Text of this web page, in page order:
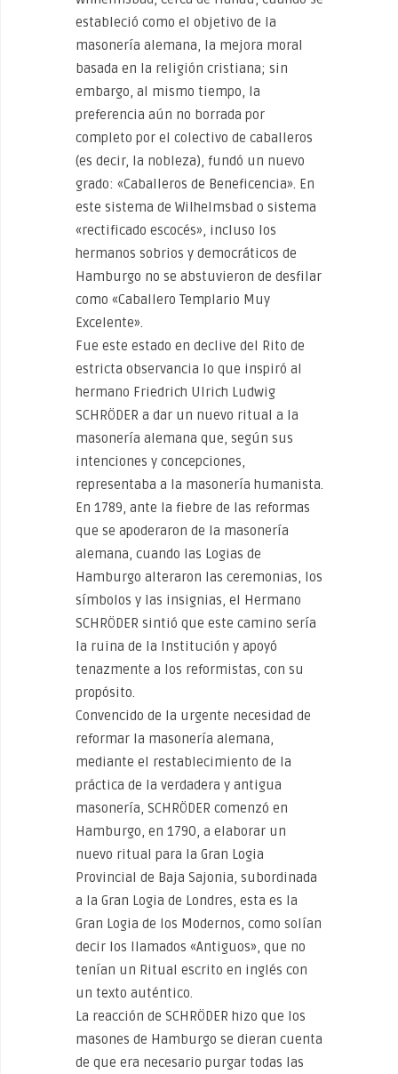
estableció como el objetivo de la
masonería alemana, la mejora moral
basada en la religión cristiana; sin
embargo, al mismo tiempo, la
preferencia aún no borrada por
completo por el colectivo de caballeros
(es decir, la nobleza), fundó un nuevo
grado: «Caballeros de Beneficencia». En
este sistema de Wilhelmsbad o sistema
«rectificado escocés», incluso los
hermanos sobrios y democráticos de
Hamburgo no se abstuvieron de desfilar
como «Caballero Templario Muy
Excelente».
Fue este estado en declive del Rito de
estricta observancia lo que inspiró al
hermano Friedrich Ulrich Ludwig
SCHRÖDER a dar un nuevo ritual a la
masonería alemana que, según sus
intenciones y concepciones,
representaba a la masonería humanista.
En 1789, ante la fiebre de las reformas
que se apoderaron de la masonería
alemana, cuando las Logias de
Hamburgo alteraron las ceremonias, los
símbolos y las insignias, el Hermano
SCHRÖDER sintió que este camino sería
la ruina de la Institución y apoyó
tenazmente a los reformistas, con su
propósito.
Convencido de la urgente necesidad de
reformar la masonería alemana,
mediante el restablecimiento de la
práctica de la verdadera y antigua
masonería, SCHRÖDER comenzó en
Hamburgo, en 1790, a elaborar un
nuevo ritual para la Gran Logia
Provincial de Baja Sajonia, subordinada
a la Gran Logia de Londres, esta es la
Gran Logia de los Modernos, como solían
decir los llamados «Antiguos», que no
tenían un Ritual escrito en inglés con
un texto auténtico.
La reacción de SCHRÖDER hizo que los
masones de Hamburgo se dieran cuenta
de que era necesario purgar todas las